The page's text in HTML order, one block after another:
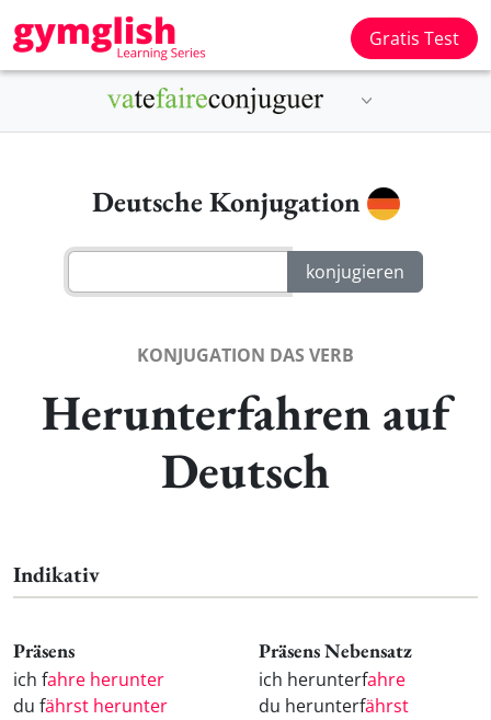
Gratis Test
Deutsche Konjugation
KONJUGATION DAS VERB
Herunterfahren auf
Deutsch
Indikativ
Präsens
ich fahre herunter
du fährst herunter
Präsens Nebensatz
ich herunterfahre
du herunterfährst